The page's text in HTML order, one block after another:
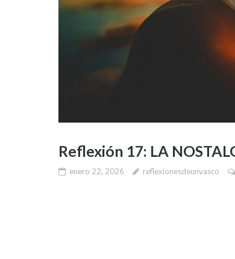
Reflexión 17: LA
enero 22, 2026 reflexionesdeunvasco